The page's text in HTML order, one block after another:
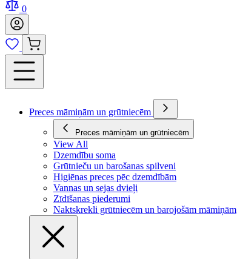
0
Preces māmiņām un grūtniecēm
Preces māmiņām un grūtniecēm
View All
Dzemdību soma
Grūtnieču un barošanas spilveni
Higiēnas preces pēc dzemdībām
Vannas un sejas dvieļi
Zīdīšanas piederumi
Naktskrekli grūtniecēm un barojošām māmiņām